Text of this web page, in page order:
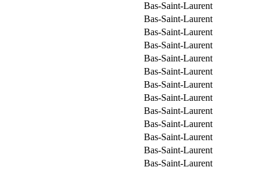
Bas-Saint-Laurent
Bas-Saint-Laurent
Bas-Saint-Laurent
Bas-Saint-Laurent
Bas-Saint-Laurent
Bas-Saint-Laurent
Bas-Saint-Laurent
Bas-Saint-Laurent
Bas-Saint-Laurent
Bas-Saint-Laurent
Bas-Saint-Laurent
Bas-Saint-Laurent
Bas-Saint-Laurent